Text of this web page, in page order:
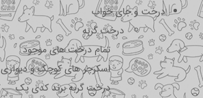
درخت و جای خواب
درخت گربه
تمام درخت های موجود
اسکرچر های کوچک و دیواری
درخت گربه برند کدی پک